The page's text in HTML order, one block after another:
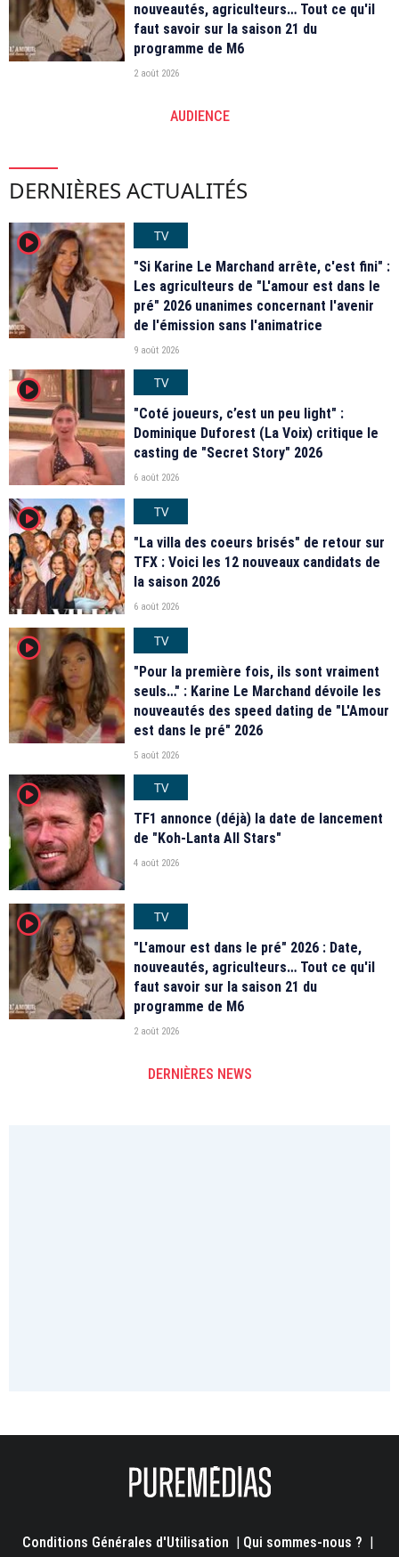
nouveautés, agriculteurs… Tout ce qu'il
faut savoir sur la saison 21 du
programme de M6
2 août 2026
AUDIENCE
DERNIÈRES ACTUALITÉS
player2
TV
"Si Karine Le Marchand arrête, c'est fini" :
Les agriculteurs de "L'amour est dans le
pré" 2026 unanimes concernant l'avenir
de l'émission sans l'animatrice
9 août 2026
player2
TV
"Coté joueurs, c’est un peu light" :
Dominique Duforest (La Voix) critique le
casting de "Secret Story" 2026
6 août 2026
player2
TV
"La villa des coeurs brisés" de retour sur
TFX : Voici les 12 nouveaux candidats de
la saison 2026
6 août 2026
player2
TV
"Pour la première fois, ils sont vraiment
seuls…" : Karine Le Marchand dévoile les
nouveautés des speed dating de "L'Amour
est dans le pré" 2026
5 août 2026
player2
TV
TF1 annonce (déjà) la date de lancement
de "Koh-Lanta All Stars"
4 août 2026
player2
TV
"L'amour est dans le pré" 2026 : Date,
nouveautés, agriculteurs… Tout ce qu'il
faut savoir sur la saison 21 du
programme de M6
2 août 2026
DERNIÈRES NEWS
Conditions Générales d'Utilisation Qui sommes-nous ?